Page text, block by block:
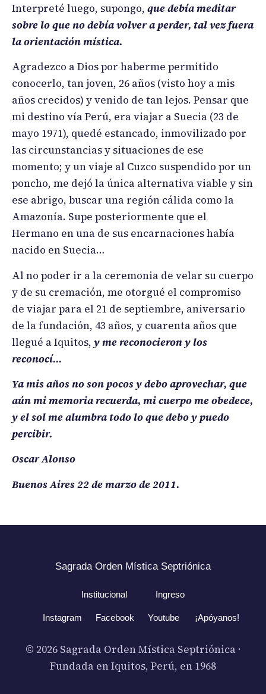
Interpreté luego, supongo, que debía meditar
sobre lo que no debía volver a perder, tal vez fuera
la orientación mística.
Agradezco a Dios por haberme permitido
conocerlo, tan joven, 26 años (visto hoy a mis
años crecidos) y venido de tan lejos. Pensar que
mi destino vía Perú, era viajar a Suecia (23 de
mayo 1971), quedé estancado, inmovilizado por
las circunstancias y situaciones de ese
momento; y un viaje al Cuzco suspendido por un
poncho, me dejó la única alternativa viable y sin
ese abrigo, buscar una región cálida como la
Amazonía. Supe posteriormente que el
Hermano en una de sus encarnaciones había
nacido en Suecia…
Al no poder ir a la ceremonia de velar su cuerpo
y de su cremación, me otorgué el compromiso
de viajar para el 21 de septiembre, aniversario
de la fundación, 43 años, y cuarenta años que
llegué a Iquitos, y me reconocieron y los
reconocí…
Ya mis años no son pocos y debo aprovechar, que
aún mi memoria recuerda, mi cuerpo me obedece,
y el sol me alumbra todo lo que debo y puedo
percibir.
Oscar Alonso
Buenos Aires 22 de marzo de 2011.
Sagrada Orden Mística Septriónica
Institucional Ingreso
Instagram Facebook Youtube ¡Apóyanos!
© 2026 Sagrada Orden Mística Septriónica ·
Fundada en Iquitos, Perú, en 1968